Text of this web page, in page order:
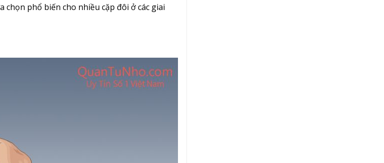
phổ biến cho nhiều cặp đôi ở các giai